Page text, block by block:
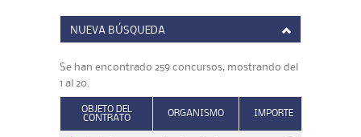
NUEVA BÚSQUEDA
Se han encontrado 259 concursos, mostrando del
1 al 20.
OBJETO DEL
CONTRATO
ORGANISMO IMPORTE